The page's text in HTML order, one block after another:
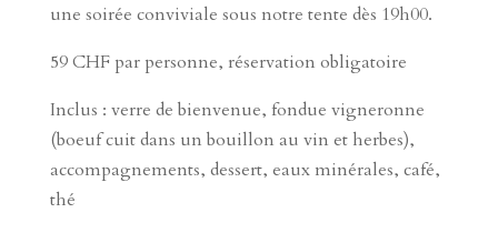
une soirée conviviale sous notre tente dès 19h00.
59 CHF par personne, réservation obligatoire
Inclus : verre de bienvenue, fondue vigneronne
(boeuf cuit dans un bouillon au vin et herbes),
accompagnements, dessert, eaux minérales, café,
thé